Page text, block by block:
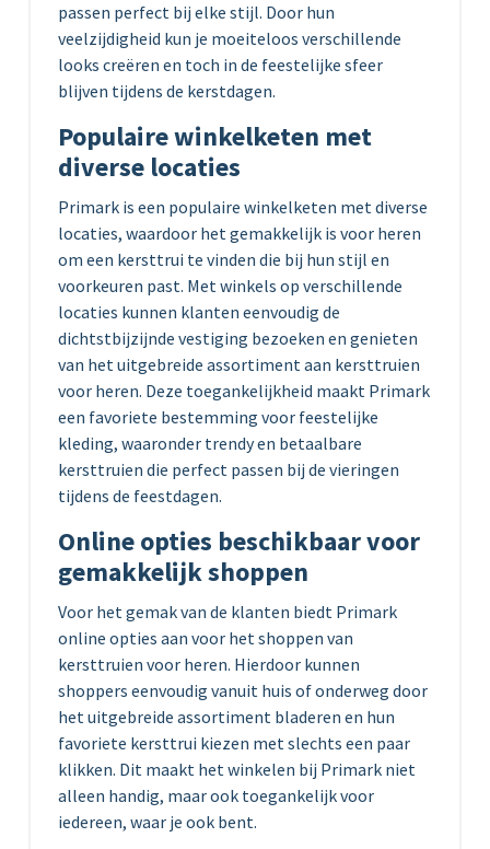
passen perfect bij elke stijl. Door hun
veelzijdigheid kun je moeiteloos verschillende
looks creëren en toch in de feestelijke sfeer
blijven tijdens de kerstdagen.
Populaire winkelketen met
diverse locaties
Primark is een populaire winkelketen met diverse
locaties, waardoor het gemakkelijk is voor heren
om een kersttrui te vinden die bij hun stijl en
voorkeuren past. Met winkels op verschillende
locaties kunnen klanten eenvoudig de
dichtstbijzijnde vestiging bezoeken en genieten
van het uitgebreide assortiment aan kersttruien
voor heren. Deze toegankelijkheid maakt Primark
een favoriete bestemming voor feestelijke
kleding, waaronder trendy en betaalbare
kersttruien die perfect passen bij de vieringen
tijdens de feestdagen.
Online opties beschikbaar voor
gemakkelijk shoppen
Voor het gemak van de klanten biedt Primark
online opties aan voor het shoppen van
kersttruien voor heren. Hierdoor kunnen
shoppers eenvoudig vanuit huis of onderweg door
het uitgebreide assortiment bladeren en hun
favoriete kersttrui kiezen met slechts een paar
klikken. Dit maakt het winkelen bij Primark niet
alleen handig, maar ook toegankelijk voor
iedereen, waar je ook bent.